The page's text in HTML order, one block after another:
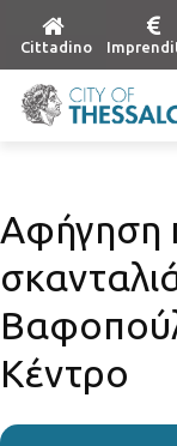
Cittadino
Αφήγηση
Κέντρο